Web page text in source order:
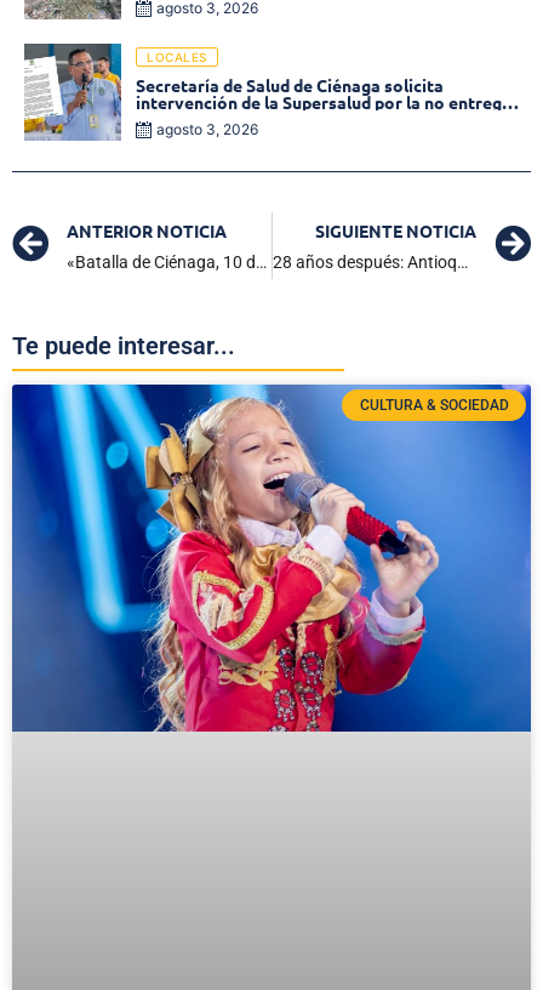
agosto 3, 2026
LOCALES
Secretaría de Salud de Ciénaga solicita
intervención de la Supersalud por la no entrega
de medicamentos en las EPS
agosto 3, 2026
ANTERIOR NOTICIA
«Batalla de Ciénaga, 10 de noviembre de 1820 que muchos olvidaron»: Delfín Sierra Tejada
SIGUIENTE NOTICIA
28 años después: Antioquia es la nueva Señorita Colombia, Atlántico, Virreina
Te puede interesar...
CULTURA & SOCIEDAD